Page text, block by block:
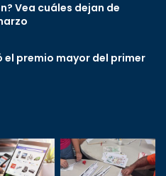
Vea cuáles dejan de
el premio mayor del primer